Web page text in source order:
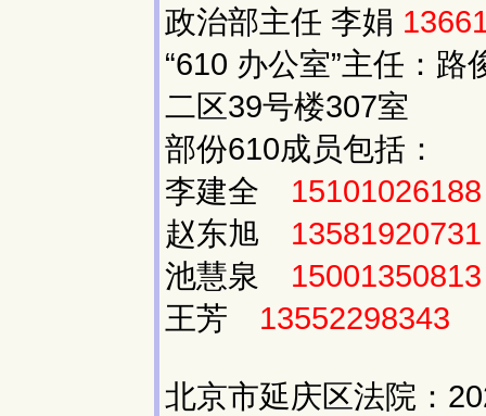
政治部主任 李娟
“610 办公室”主任：路
二区39号楼307室
部份610成员包括：
李建全 15101026188
赵东旭 13581920731
池慧泉 15001350813
王芳 13552298343
北京市延庆区法院：